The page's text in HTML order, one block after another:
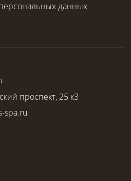
данных
проспект, 25 к3
spa.ru